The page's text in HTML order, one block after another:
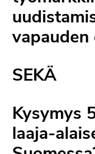
vapauden
SEKÄ
Kysymys
laaja-